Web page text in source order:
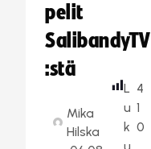
pelit
SalibandyTV
:stä
Mika
Hilska
L
u
k
4
1
0